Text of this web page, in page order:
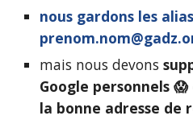
nous gardons les alias
p
mais nous devons
Google personnels
la bonne adresse de